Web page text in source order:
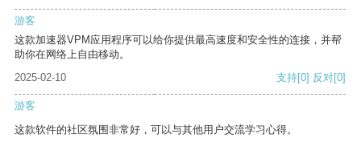
游客
这款加速器VPM应用程序可以给你提供最高速度和安全性的连接，并帮
助你在网络上自由移动。
2025-02-10
支持[0] 反对[0]
游客
这款软件的社区氛围非常好，可以与其他用户交流学习心得。